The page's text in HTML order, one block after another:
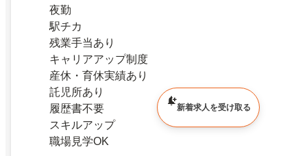
夜勤
駅チカ
残業手当あり
キャリアアップ制度
産休・育休実績あり
託児所あり
履歴書不要
スキルアップ
職場見学OK
新着求人を受け取る